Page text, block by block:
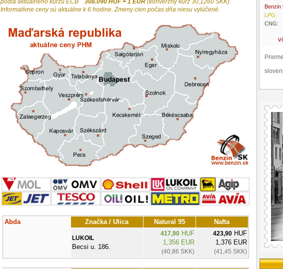
podľa aktuálneho kurzu ECB 308.090 HUF = 1 EUR (konverzny kurz 30,1260 SKK).
Informatívne ceny sú aktuálne k 6 hodine. Zmeny cien počas dňa niesu vylúčené.
Abda Značka / Ulica Natural 95 Nafta
LUKOIL
Becsi u. 186.
417,90HUF
1,356 EUR
(40,86 SKK)
423,90HUF
1,376 EUR
(41,45 SKK)
Benzin
LPG:
CNG: